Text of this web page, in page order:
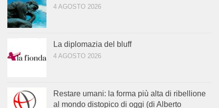
4 AGOSTO 2026
La diplomazia del bluff
4 AGOSTO 2026
Restare umani: la forma più alta di ribellione
al mondo distopico di oggi (di Alberto